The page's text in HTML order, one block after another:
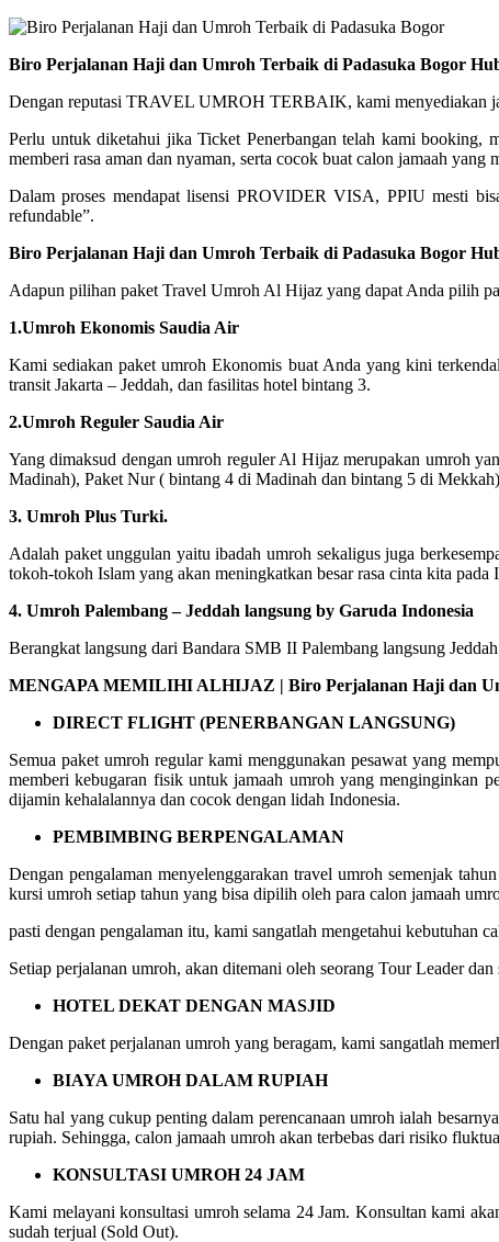
Biro Perjalanan Haji dan Umroh Terbaik di Padasuka Bogor
Dengan reputasi TRAVEL UMROH TERBAIK, kami menyediakan
Perlu untuk diketahui jika Ticket Penerbangan telah kami booking,
memberi rasa aman dan nyaman, serta cocok buat calon jamaah
Dalam proses mendapat lisensi PROVIDER VISA, PPIU mesti
refundable”.
Biro Perjalanan Haji dan Umroh Terbaik di Padasuka Bogor
Adapun pilihan paket Travel Umroh Al Hijaz yang dapat Anda pilih
1.Umroh Ekonomis Saudia Air
Kami sediakan paket umroh Ekonomis buat Anda yang kini
transit Jakarta – Jeddah, dan fasilitas hotel bintang 3.
2.Umroh Reguler Saudia Air
Yang dimaksud dengan umroh reguler Al Hijaz merupakan umroh
Madinah), Paket Nur ( bintang 4 di Madinah dan bintang 5 di
3. Umroh Plus Turki.
Adalah paket unggulan yaitu ibadah umroh sekaligus juga
tokoh-tokoh Islam yang akan meningkatkan besar rasa cinta kita pada
4. Umroh Palembang – Jeddah langsung by Garuda Indonesia
Berangkat langsung dari Bandara SMB II Palembang langsung
MENGAPA MEMILIHI ALHIJAZ | Biro Perjalanan Haji dan
DIRECT FLIGHT (PENERBANGAN LANGSUNG)
Semua paket umroh regular kami menggunakan pesawat yang
memberi kebugaran fisik untuk jamaah umroh yang menginginkan
dijamin kehalalannya dan cocok dengan lidah Indonesia.
PEMBIMBING BERPENGALAMAN
Dengan pengalaman menyelenggarakan travel umroh semenjak
kursi umroh setiap tahun yang bisa dipilih oleh para calon jamaah
pasti dengan pengalaman itu, kami sangatlah mengetahui kebutuhan
Setiap perjalanan umroh, akan ditemani oleh seorang Tour Leader
HOTEL DEKAT DENGAN MASJID
Dengan paket perjalanan umroh yang beragam, kami sangatlah
BIAYA UMROH DALAM RUPIAH
Satu hal yang cukup penting dalam perencanaan umroh ialah
rupiah. Sehingga, calon jamaah umroh akan terbebas dari risiko
KONSULTASI UMROH 24 JAM
Kami melayani konsultasi umroh selama 24 Jam. Konsultan kami
sudah terjual (Sold Out).